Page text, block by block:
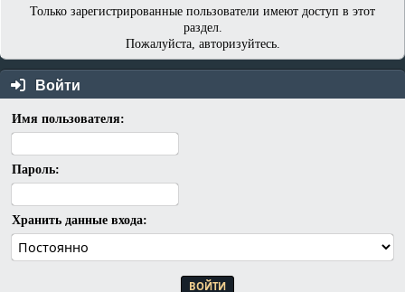
Только зарегистрированные пользователи имеют доступ в этот
раздел.
Пожалуйста, авторизуйтесь.
Войти
Имя пользователя:
Пароль:
Хранить данные входа: